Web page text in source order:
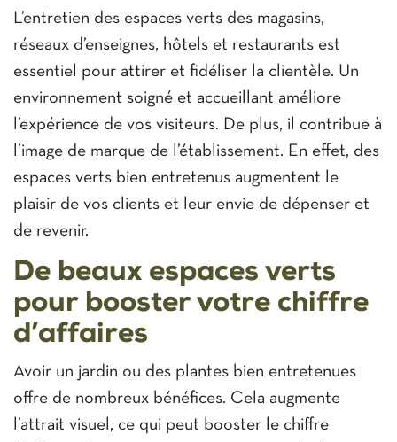
L’entretien des espaces verts des magasins,
réseaux d’enseignes, hôtels et restaurants est
essentiel pour attirer et fidéliser la clientèle. Un
environnement soigné et accueillant améliore
l’expérience de vos visiteurs. De plus, il contribue à
l’image de marque de l’établissement. En effet, des
espaces verts bien entretenus augmentent le
plaisir de vos clients et leur envie de dépenser et
de revenir.
De beaux espaces verts
pour booster votre chiffre
d’affaires
Avoir un jardin ou des plantes bien entretenues
offre de nombreux bénéfices. Cela augmente
l’attrait visuel, ce qui peut booster le chiffre